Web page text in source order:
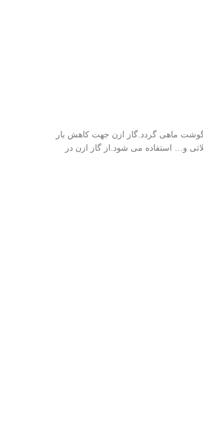
گوشت ماهی گردد.گاز ازن جهت کاهش بار
و… استفاده می شود.از گاز ازن در